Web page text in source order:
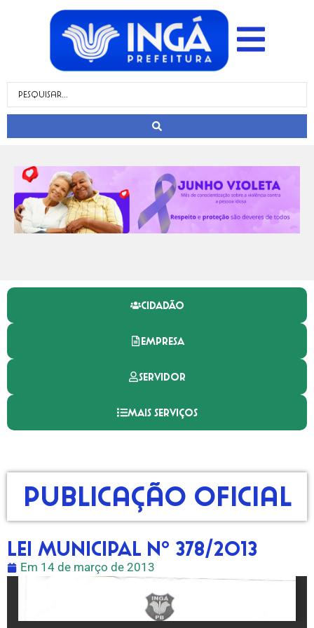
CIDADÃO
EMPRESA
SERVIDOR
MAIS SERVIÇOS
Publicação Oficial
LEI MUNICIPAL Nº 378/2013
Em 14 de março de 2013